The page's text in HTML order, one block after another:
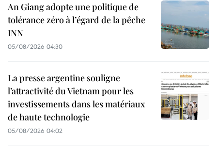
An Giang adopte une politique de
tolérance zéro à l’égard de la pêche
INN
05/08/2026 04:30
La presse argentine souligne
l’attractivité du Vietnam pour les
investissements dans les matériaux
de haute technologie
05/08/2026 04:02